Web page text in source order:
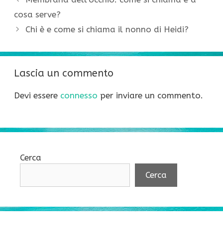
cosa serve?
Chi è e come si chiama il nonno di Heidi?
Lascia un commento
Devi essere connesso per inviare un commento.
Cerca
Cerca